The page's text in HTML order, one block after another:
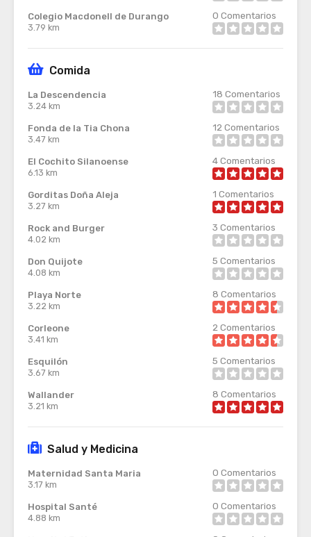
Colegio Macdonell de Durango
3.79 km
0 Comentarios
Comida
La Descendencia
3.24 km
18 Comentarios
Fonda de la Tia Chona
3.47 km
12 Comentarios
El Cochito Silanoense
6.13 km
4Comentarios
Gorditas Doña Aleja
3.27 km
1 Comentarios
Rock and Burger
4.02 km
3 Comentarios
Don Quijote
4.08 km
5 Comentarios
Playa Norte
3.22 km
8 Comentarios
Corleone
3.41 km
2 Comentarios
Esquilón
3.67 km
5 Comentarios
Wallander
3.21 km
8 Comentarios
Salud y Medicina
Maternidad Santa Maria
3.17 km
0 Comentarios
Hospital Santé
4.88 km
0 Comentarios